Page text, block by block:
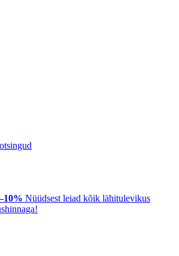
Nüüdsest leiad kõik lähitulevikus